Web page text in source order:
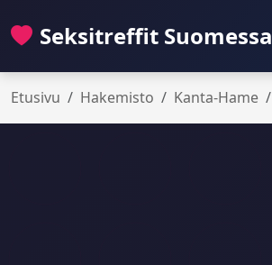
Seksitreffit Suomessa
Etusivu Hakemisto Kanta-Hame